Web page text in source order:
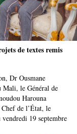
de textes remis
Dr Ousmane
Mali, le Général de
Harouna
de l’État, le
19 septembre